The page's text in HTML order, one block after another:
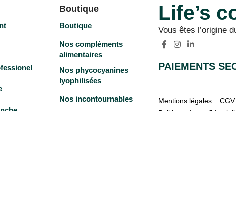
Boutique
Boutique
Nos compléments
alimentaires
Nos phycocyanines
lyophilisées
Nos incontournables
Life’s
Vous êtes l’origine
PAIEMENTS
Mentions légales –CGV
Politique de